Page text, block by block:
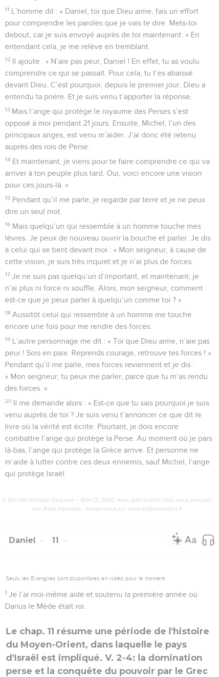
11 L’homme dit : « Daniel, toi que Dieu aime, fais un effort
pour comprendre les paroles que je vais te dire. Mets-toi
debout, car je suis envoyé auprès de toi maintenant. » En
entendant cela, je me relève en tremblant.
12 Il ajoute : « N’aie pas peur, Daniel ! En effet, tu as voulu
comprendre ce qui se passait. Pour cela, tu t’es abaissé
devant Dieu. C’est pourquoi, depuis le premier jour, Dieu a
entendu ta prière. Et je suis venu t’apporter la réponse.
13 Mais l’ange qui protège le royaume des Perses s’est
opposé à moi pendant 21 jours. Ensuite, Michel, l’un des
principaux anges, est venu m’aider. J’ai donc été retenu
auprès des rois de Perse.
14 Et maintenant, je viens pour te faire comprendre ce qui va
arriver à ton peuple plus tard. Oui, voici encore une vision
pour ces jours-là. »
15 Pendant qu’il me parle, je regarde par terre et je ne peux
dire un seul mot.
16 Mais quelqu’un qui ressemble à un homme touche mes
lèvres. Je peux de nouveau ouvrir la bouche et parler. Je dis
à celui qui se tient devant moi : « Mon seigneur, à cause de
cette vision, je suis très inquiet et je n’ai plus de forces.
17 Je ne suis pas quelqu’un d’important, et maintenant, je
n’ai plus ni force ni souffle. Alors, mon seigneur, comment
est-ce que je peux parler à quelqu’un comme toi ? »
18 Aussitôt celui qui ressemble à un homme me touche
encore une fois pour me rendre des forces.
19 L’autre personnage me dit : « Toi que Dieu aime, n’aie pas
peur ! Sois en paix. Reprends courage, retrouve tes forces ! »
Pendant qu’il me parle, mes forces reviennent et je dis :
« Mon seigneur, tu peux me parler, parce que tu m’as rendu
des forces. »
20 Il me demande alors : « Est-ce que tu sais pourquoi je suis
venu auprès de toi ? Je suis venu t’annoncer ce que dit le
livre où la vérité est écrite. Pourtant, je dois encore
combattre l’ange qui protège la Perse. Au moment où je pars
là-bas, l’ange qui protège la Grèce arrive. Et personne ne
m’aide à lutter contre ces deux ennemis, sauf Michel, l’ange
qui protège Israël.
© Société biblique française – Bibli’O, 2000, avec autorisation. Pour vous procurer
une Bible imprimée, rendez-vous sur www.editionsbiblio.fr
Daniel 11
Seuls les Évangiles sont disponibles en vidéo pour le moment.
1 Je l’ai moi-même aidé et soutenu la première année où
Darius le Mède était roi.
Le chap. 11 résume une période de l'histoire
du Moyen-Orient, dans laquelle le pays
d'Israël est impliqué. V. 2-4: la domination
perse et la conquête du pouvoir par le Grec